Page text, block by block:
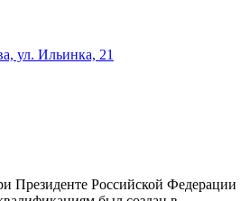
ул. Ильинка, 21
Президенте Российской Федерации